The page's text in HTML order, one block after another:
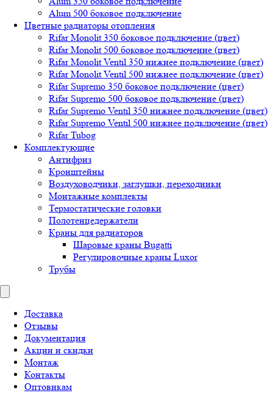
Alum 500 боковое подключение
Цветные радиаторы отопления
Rifar Monolit 350 боковое подключение (цвет)
Rifar Monolit 500 боковое подключение (цвет)
Rifar Monolit Ventil 350 нижнее подключение (цвет)
Rifar Monolit Ventil 500 нижнее подключение (цвет)
Rifar Supremo 350 боковое подключение (цвет)
Rifar Supremo 500 боковое подключение (цвет)
Rifar Supremo Ventil 350 нижнее подключение (цвет)
Rifar Supremo Ventil 500 нижнее подключение (цвет)
Rifar Tubog
Комплектующие
Антифриз
Кронштейны
Воздуховодчики, заглушки, переходники
Монтажные комплекты
Термостатические головки
Полотенцедержатели
Краны для радиаторов
Шаровые краны Bugatti
Регулировочные краны Luxor
Трубы
Доставка
Отзывы
Документация
Акции и скидки
Монтаж
Контакты
Оптовикам